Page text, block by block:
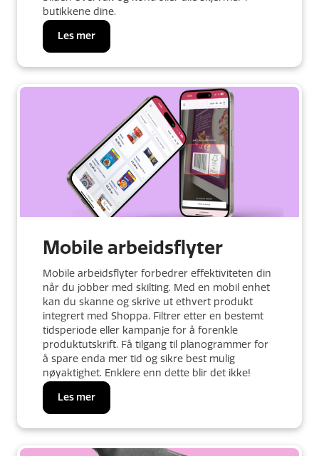
butikkene dine.
Les mer
Mobile arbeidsflyter
Mobile arbeidsflyter forbedrer effektiviteten din
når du jobber med skilting. Med en mobil enhet
kan du skanne og skrive ut ethvert produkt
integrert med Shoppa. Filtrer etter en bestemt
tidsperiode eller kampanje for å forenkle
produktutskrift. Få tilgang til planogrammer for
å spare enda mer tid og sikre best mulig
nøyaktighet. Enklere enn dette blir det ikke!
Les mer